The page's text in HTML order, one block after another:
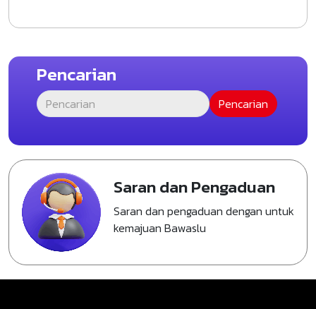
Pencarian
Saran dan Pengaduan
Saran dan pengaduan dengan untuk
kemajuan Bawaslu